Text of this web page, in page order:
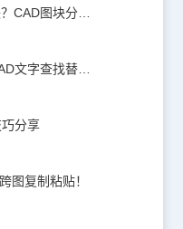
CAD看图软件中如何分解图块？CAD图块分解详解！
浩辰CAD看图王：超实用的CAD文字查找替换技巧分享！
分享
图复制粘贴！